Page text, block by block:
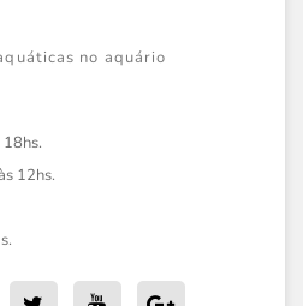
no aquário
12hs.